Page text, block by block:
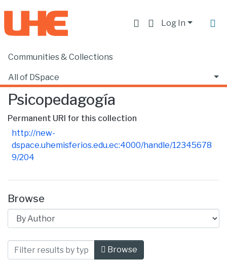
Log In
Communities & Collections
All of DSpace
Home Facultad de Educación
Psicopedagogía
Permanent URI for this collection
http://new-
dspace.uhemisferios.edu.ec:4000/handle/12345678
9/204
Browse
Browsing Psicopedagogía by Author
Browse